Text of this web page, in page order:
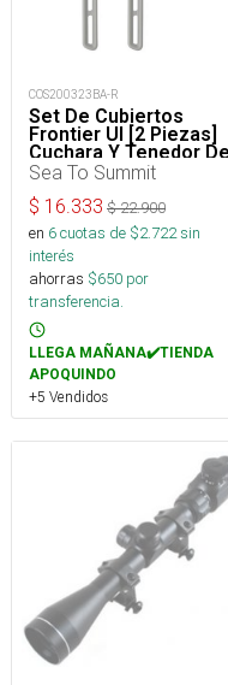
COS200323BA-R
Set De Cubiertos
Frontier Ul [2 Piezas]
Cuchara Y Tenedor De
Mango Largo
Sea To Summit
$ 16.333 $22.900
en 6cuotas de $2.722sin
interés
ahorras $650 por
transferencia.
LLEGA MAÑANA✔️TIENDA
APOQUINDO
+5 Vendidos